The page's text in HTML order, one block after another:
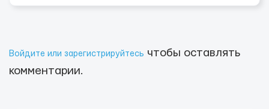
Войдите или зарегистрируйтесь чтобы оставлять
комментарии.